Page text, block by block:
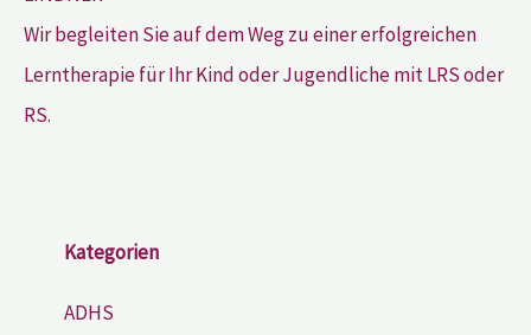
Wir begleiten Sie auf dem Weg zu einer erfolgreichen
Lerntherapie für Ihr Kind oder Jugendliche mit LRS oder
RS.
Kategorien
ADHS